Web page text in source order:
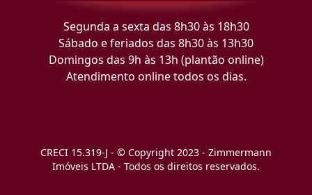
Segunda a sexta das 8h30 às 18h30
Sábado e feriados das 8h30 às 13h30
Domingos das 9h às 13h (plantão online)
Atendimento online todos os dias.
CRECI 15.319-J - © Copyright 2023 - Zimmermann
Imóveis LTDA - Todos os direitos reservados.